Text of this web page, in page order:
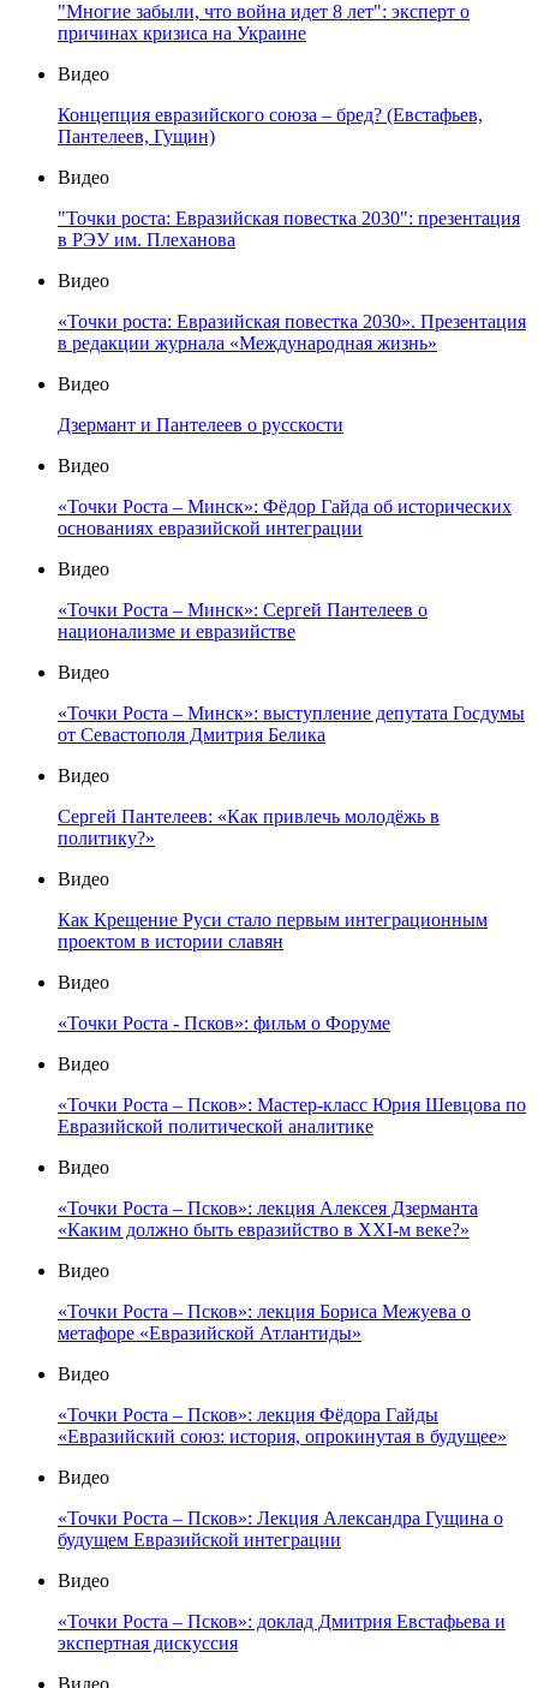
"Многие забыли, что война идет 8 лет": эксперт о
причинах кризиса на Украине
Видео
Концепция евразийского союза – бред? (Евстафьев,
Пантелеев, Гущин)
Видео
"Точки роста: Евразийская повестка 2030": презентация
в РЭУ им. Плеханова
Видео
«Точки роста: Евразийская повестка 2030». Презентация
в редакции журнала «Международная жизнь»
Видео
Дзермант и Пантелеев о русскости
Видео
«Точки Роста – Минск»: Фёдор Гайда об исторических
основаниях евразийской интеграции
Видео
«Точки Роста – Минск»: Сергей Пантелеев о
национализме и евразийстве
Видео
«Точки Роста – Минск»: выступление депутата Госдумы
от Севастополя Дмитрия Белика
Видео
Сергей Пантелеев: «Как привлечь молодёжь в
политику?»
Видео
Как Крещение Руси стало первым интеграционным
проектом в истории славян
Видео
«Точки Роста - Псков»: фильм о Форуме
Видео
«Точки Роста – Псков»: Мастер-класс Юрия Шевцова по
Евразийской политической аналитике
Видео
«Точки Роста – Псков»: лекция Алексея Дзерманта
«Каким должно быть евразийство в XXI-м веке?»
Видео
«Точки Роста – Псков»: лекция Бориса Межуева о
метафоре «Евразийской Атлантиды»
Видео
«Точки Роста – Псков»: лекция Фёдора Гайды
«Евразийский союз: история, опрокинутая в будущее»
Видео
«Точки Роста – Псков»: Лекция Александра Гущина о
будущем Евразийской интеграции
Видео
«Точки Роста – Псков»: доклад Дмитрия Евстафьева и
экспертная дискуссия